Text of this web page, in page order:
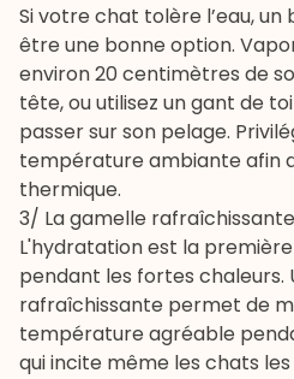
Si votre chat tolère l’eau,
être une bonne option.
environ 20 centimètres de
tête, ou utilisez un gant de
passer sur son pelage.
température ambiante afin
thermique.
3/ La gamelle
L'hydratation est la
pendant les fortes chaleurs.
rafraîchissante permet de
température agréable
qui incite même les chats